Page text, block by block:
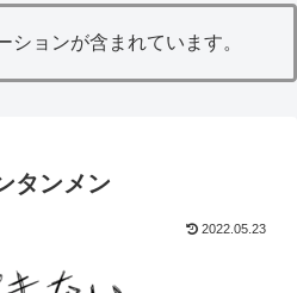
ョンが含まれています。
タンメン
2022.05.23